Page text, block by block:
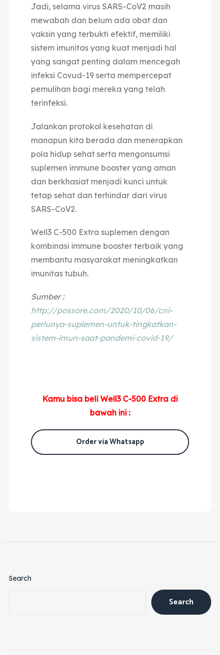
Jadi, selama virus SARS-CoV2 masih
mewabah dan belum ada obat dan
vaksin yang terbukti efektif, memiliki
sistem imunitas yang kuat menjadi hal
yang sangat penting dalam mencegah
infeksi Covud-19 serta mempercepat
pemulihan bagi mereka yang telah
terinfeksi.
Jalankan protokol kesehatan di
manapun kita berada dan menerapkan
pola hidup sehat serta mengonsumsi
suplemen immune booster yang aman
dan berkhasiat menjadi kunci untuk
tetap sehat dan terhindar dari virus
SARS-CoV2.
Well3 C-500 Extra suplemen dengan
kombinasi immune booster terbaik yang
membantu masyarakat meningkatkan
imunitas tubuh.
Sumber :
http://possore.com/2020/10/06/cni-
perlunya-suplemen-untuk-tingkatkan-
sistem-imun-saat-pandemi-covid-19/
Kamu bisa beli Well3 C-500 Extra di
bawah ini :
Order via Whatsapp
Search
Search